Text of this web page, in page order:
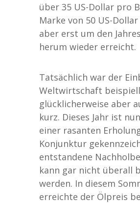
über 35 US-Dollar pro
Marke von 50 US-
aber erst um den
herum wieder erreicht.
Tatsächlich war der
Weltwirtschaft
glücklicherweise aber
kurz. Dieses Jahr ist
einer rasanten
Konjunktur
entstandene
kann gar nicht überall
werden. In diesem
erreichte der Ölpreis